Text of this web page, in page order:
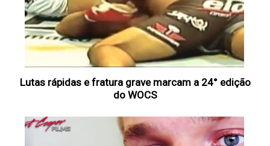
Lutas rápidas e fratura grave marcam a 24° edição
do WOCS